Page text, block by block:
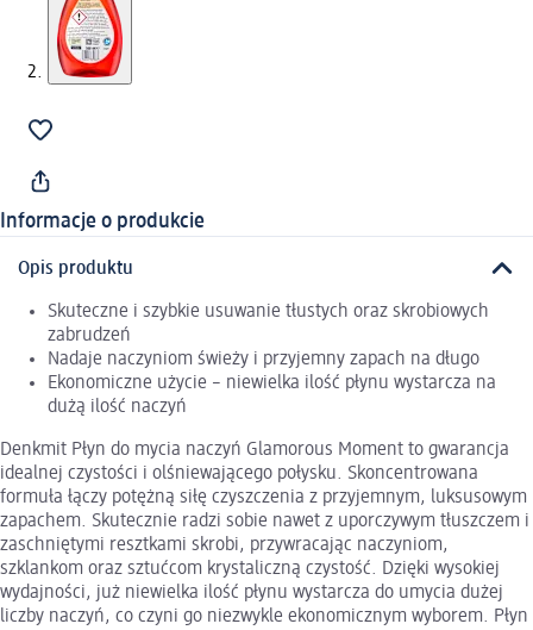
Informacje o produkcie
Opis produktu
Skuteczne i szybkie usuwanie tłustych oraz skrobiowych
zabrudzeń
Nadaje naczyniom świeży i przyjemny zapach na długo
Ekonomiczne użycie – niewielka ilość płynu wystarcza na
dużą ilość naczyń
Denkmit Płyn do mycia naczyń Glamorous Moment to gwarancja
idealnej czystości i olśniewającego połysku. Skoncentrowana
formuła łączy potężną siłę czyszczenia z przyjemnym, luksusowym
zapachem. Skutecznie radzi sobie nawet z uporczywym tłuszczem i
zaschniętymi resztkami skrobi, przywracając naczyniom,
szklankom oraz sztućcom krystaliczną czystość. Dzięki wysokiej
wydajności, już niewielka ilość płynu wystarcza do umycia dużej
liczby naczyń, co czyni go niezwykle ekonomicznym wyborem. Płyn